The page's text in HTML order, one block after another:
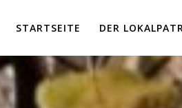
STARTSEITE DER